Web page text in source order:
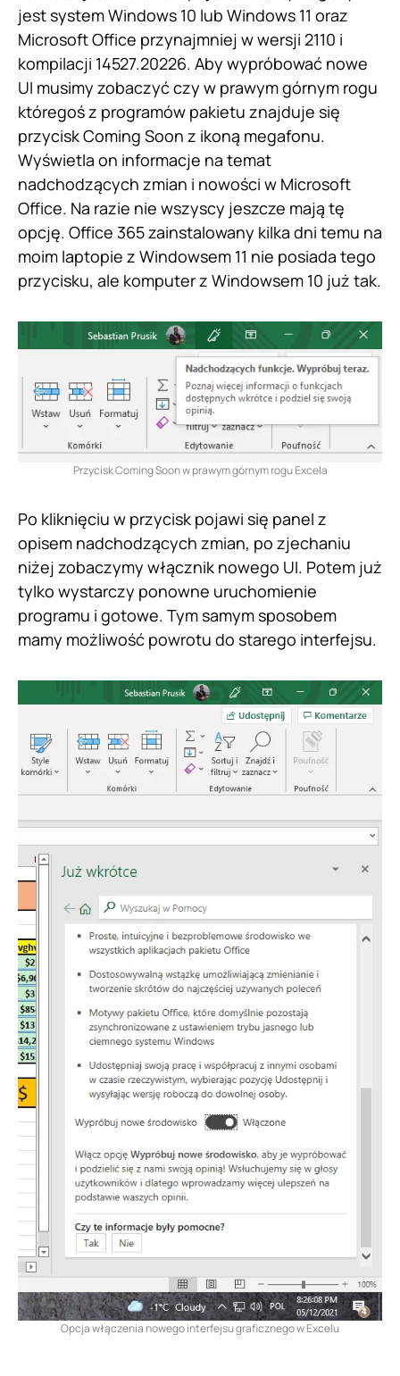
jest system Windows 10 lub Windows 11 oraz
Microsoft Office przynajmniej w wersji 2110 i
kompilacji 14527.20226. Aby wypróbować nowe
UI musimy zobaczyć czy w prawym górnym rogu
któregoś z programów pakietu znajduje się
przycisk Coming Soon z ikoną megafonu.
Wyświetla on informacje na temat
nadchodzących zmian i nowości w Microsoft
Office. Na razie nie wszyscy jeszcze mają tę
opcję. Office 365 zainstalowany kilka dni temu na
moim laptopie z Windowsem 11 nie posiada tego
przycisku, ale komputer z Windowsem 10 już tak.
Przycisk Coming Soon w prawym górnym rogu Excela
Po kliknięciu w przycisk pojawi się panel z
opisem nadchodzących zmian, po zjechaniu
niżej zobaczymy włącznik nowego UI. Potem już
tylko wystarczy ponowne uruchomienie
programu i gotowe. Tym samym sposobem
mamy możliwość powrotu do starego interfejsu.
Opcja włączenia nowego interfejsu graficznego w Excelu